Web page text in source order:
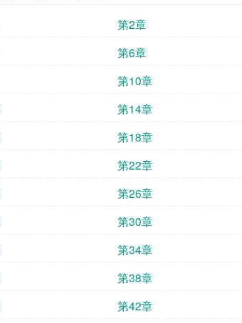
第2章
第6章
第10章
第14章
第18章
第22章
第26章
第30章
第34章
第38章
第42章